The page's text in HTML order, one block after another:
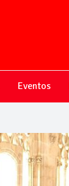
Eventos